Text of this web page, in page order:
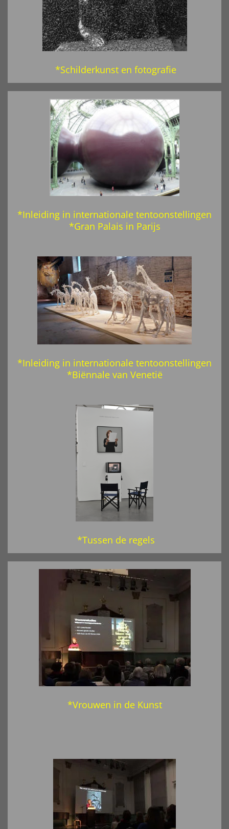
*Schilderkunst en fotografie
*Inleiding in internationale tentoonstellingen
*Gran Palais in Parijs
*Inleiding in internationale tentoonstellingen
*Biënnale van Venetië
*Tussen de regels
*Vrouwen in de Kunst